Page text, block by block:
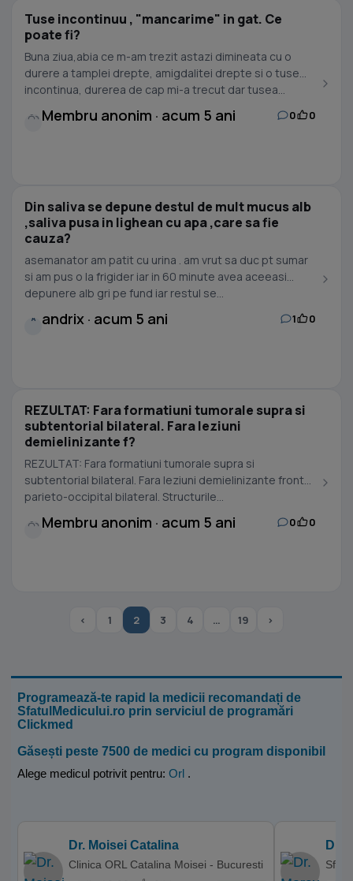
Tuse incontinuu , "mancarime" in gat. Ce
poate fi?
Buna ziua,abia ce m-am trezit astazi dimineata cu o
durere a tamplei drepte, amigdalitei drepte si o tuse
incontinua, durerea de cap mi-a trecut dar tusea...
Membru anonim · acum 5 ani 0 0
Din saliva se depune destul de mult mucus alb
,saliva pusa in lighean cu apa ,care sa fie
cauza?
asemanator am patit cu urina . am vrut sa duc pt sumar
si am pus o la frigider iar in 60 minute avea aceeasi
depunere alb gri pe fund iar restul se...
A andrix · acum 5 ani 1 0
REZULTAT: Fara formatiuni tumorale supra si
subtentorial bilateral. Fara leziuni
demielinizante f?
REZULTAT: Fara formatiuni tumorale supra si
subtentorial bilateral. Fara leziuni demielinizante fronto-
parieto-occipital bilateral. Structurile...
Membru anonim · acum 5 ani 0 0
‹ 1 2 3 4 … 19 ›
Programează-te rapid la medicii recomandați de
SfatulMedicului.ro prin serviciul de programări
Clickmed
Găsești peste 7500 de medici cu program disponibil
Alege medicul potrivit pentru: Orl .
Dr. Moisei Catalina
Clinica ORL Catalina Moisei - Bucuresti
Dr.